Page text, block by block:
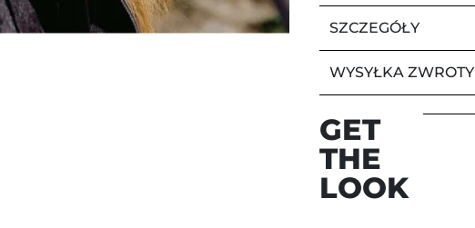
SZCZEGÓŁY
WYSYŁKA ZWROTY
GET
THE
LOOK